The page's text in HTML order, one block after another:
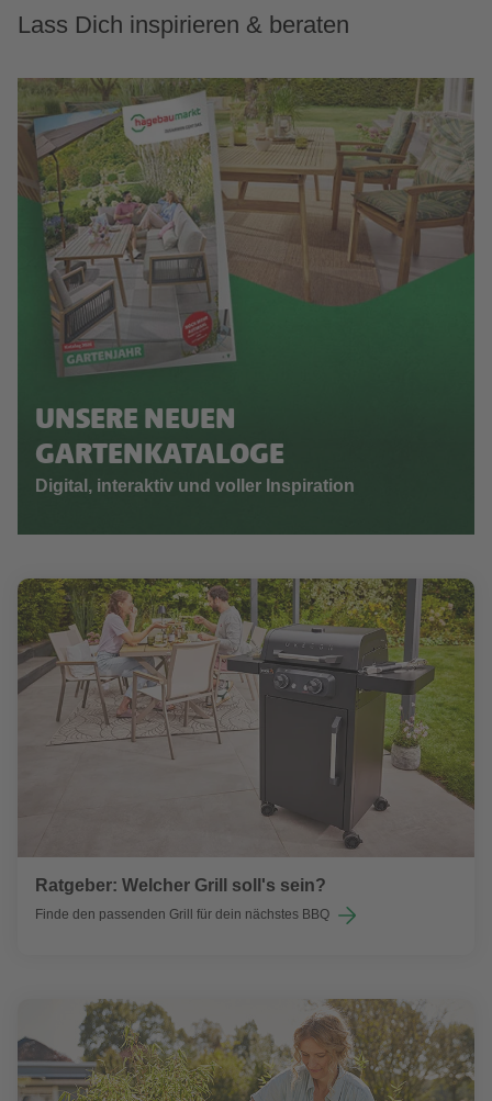
Lass Dich inspirieren & beraten
UNSERE NEUEN
GARTENKATALOGE
Digital, interaktiv und voller Inspiration
Ratgeber: Welcher Grill soll's sein?
Finde den passenden Grill für dein nächstes BBQ